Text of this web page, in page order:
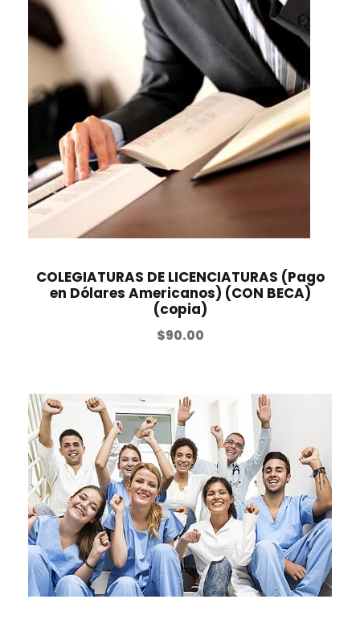
COLEGIATURAS DE LICENCIATURAS (Pago
en Dólares Americanos) (CON BECA)
(copia)
$90.00